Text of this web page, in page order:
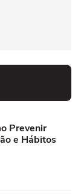
Prevenir
e Hábitos